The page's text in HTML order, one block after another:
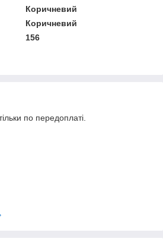
Коричневий
Коричневий
156
по передоплаті.